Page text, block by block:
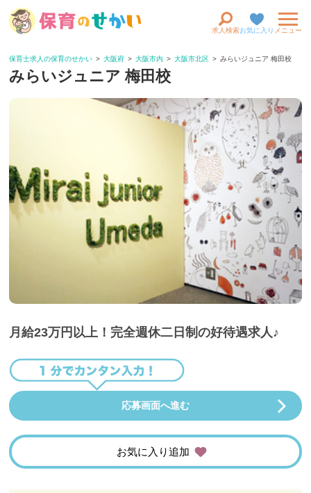
求人検索お気に入り メニュー
保育士求人の保育のせかい 大阪府 大阪市内 大阪市北区 みらいジュニア 梅田校
みらいジュニア 梅田校
月給23万円以上！完全週休二日制の好待遇求人♪
応募画面へ進む
お気に入り追加